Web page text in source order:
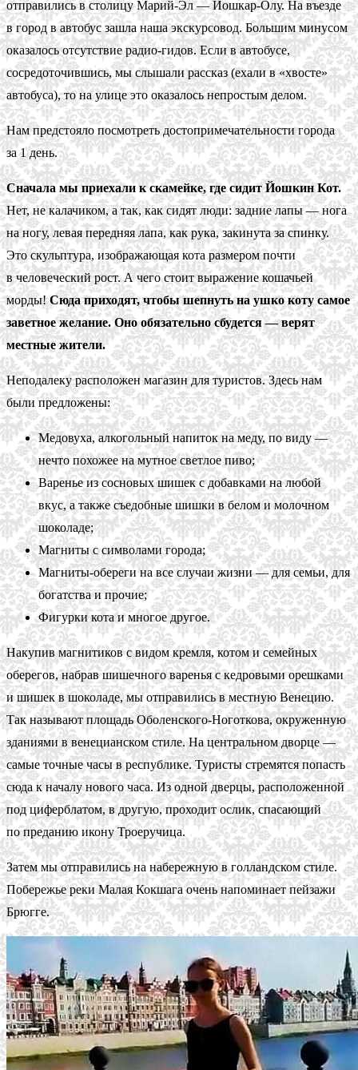
отправились в столицу Марий-Эл — Йошкар-Олу. На въезде
в город в автобус зашла наша экскурсовод. Большим минусом
оказалось отсутствие радио-гидов. Если в автобусе,
сосредоточившись, мы слышали рассказ (ехали в «хвосте»
автобуса), то на улице это оказалось непростым делом.
Нам предстояло посмотреть достопримечательности города
за 1 день.
Сначала мы приехали к скамейке, где сидит Йошкин Кот.
Нет, не калачиком, а так, как сидят люди: задние лапы — нога
на ногу, левая передняя лапа, как рука, закинута за спинку.
Это скульптура, изображающая кота размером почти
в человеческий рост. А чего стоит выражение кошачьей
морды!Сюда приходят, чтобы шепнуть на ушко коту самое
заветное желание. Оно обязательно сбудется — верят
местные жители.
Неподалеку расположен магазин для туристов. Здесь нам
были предложены:
Медовуха, алкогольный напиток на меду, по виду —
нечто похожее на мутное светлое пиво;
Варенье из сосновых шишек с добавками на любой
вкус, а также съедобные шишки в белом и молочном
шоколаде;
Магниты с символами города;
Магниты-обереги на все случаи жизни — для семьи, для
богатства и прочие;
Фигурки кота и многое другое.
Накупив магнитиков с видом кремля, котом и семейных
оберегов, набрав шишечного варенья с кедровыми орешками
и шишек в шоколаде, мы отправились в местную Венецию.
Так называют площадь Оболенского-Ноготкова, окруженную
зданиями в венецианском стиле. На центральном дворце —
самые точные часы в республике. Туристы стремятся попасть
сюда к началу нового часа. Из одной дверцы, расположенной
под циферблатом, в другую, проходит ослик, спасающий
по преданию икону Троеручица.
Затем мы отправились на набережную в голландском стиле.
Побережье реки Малая Кокшага очень напоминает пейзажи
Брюгге.